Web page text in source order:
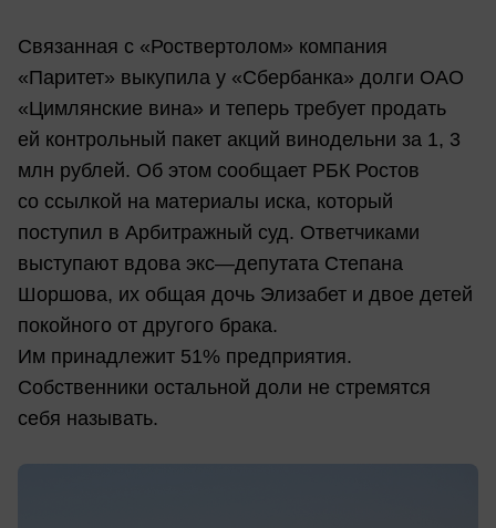
Связанная с «Роствертолом» компания
«Паритет» выкупила у «Сбербанка» долги ОАО
«Цимлянские вина» и теперь требует продать
ей контрольный пакет акций винодельни за 1, 3
млн рублей. Об этом сообщает РБК Ростов
со ссылкой на материалы иска, который
поступил в Арбитражный суд. Ответчиками
выступают вдова экс—депутата Степана
Шоршова, их общая дочь Элизабет и двое детей
покойного от другого брака.
Им принадлежит 51% предприятия.
Собственники остальной доли не стремятся
себя называть.